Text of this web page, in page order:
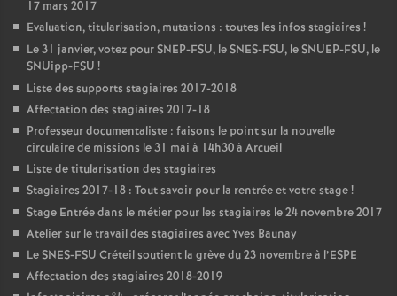
17 mars 2017
Evaluation, titularisation, mutations : toutes les infos stagiaires !
Le 31 janvier, votez pourSNEP-FSU, leSNES-FSU, leSNUEP-FSU, le
SNUipp-FSU !
Liste des supports stagiaires 2017-2018
Affectation des stagiaires 2017-18
Professeur documentaliste : faisons le point sur la nouvelle
circulaire de missions le 31 mai à 14h30 à Arcueil
Liste de titularisation des stagiaires
Stagiaires 2017-18 : Tout savoir pour la rentrée et votre stage!
Stage Entrée dans le métier pour les stagiaires le 24 novembre 2017
Atelier sur le travail des stagiaires avec Yves Baunay
LeSNES-FSU Créteil soutient la grève du 23 novembre à l’ESPE
Affectation des stagiaires 2018-2019